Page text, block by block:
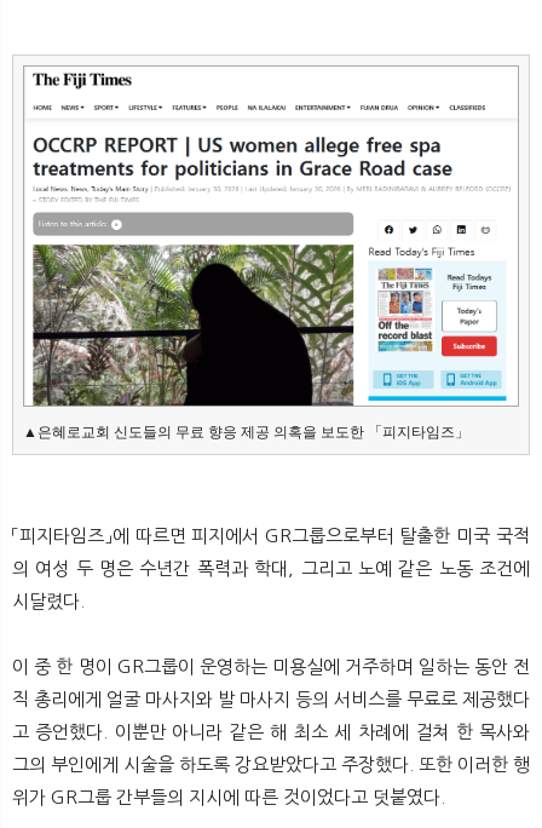
▲은혜로교회 신도들의 무료 향응 제공 의혹을 보도한 「피지타임즈」
「피지타임즈」에 따르면 피지에서 GR그룹으로부터 탈출한 미국 국적
의 여성 두 명은 수년간 폭력과 학대, 그리고 노예 같은 노동 조건에
시달렸다.
이 중 한 명이 GR그룹이 운영하는 미용실에 거주하며 일하는 동안 전
직 총리에게 얼굴 마사지와 발 마사지 등의 서비스를 무료로 제공했다
고 증언했다. 이뿐만 아니라 같은 해 최소 세 차례에 걸쳐 한 목사와
그의 부인에게 시술을 하도록 강요받았다고 주장했다. 또한 이러한 행
위가 GR그룹 간부들의 지시에 따른 것이었다고 덧붙였다.